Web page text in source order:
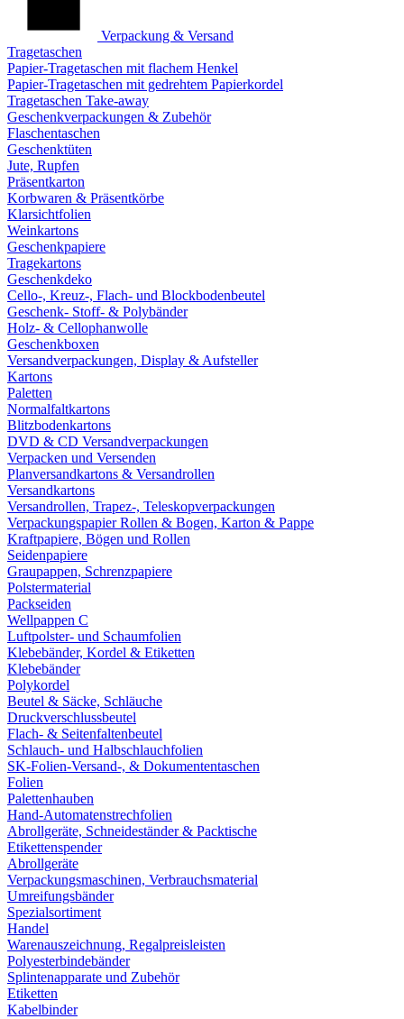
Verpackung & Versand
Tragetaschen
Papier-Tragetaschen mit flachem Henkel
Papier-Tragetaschen mit gedrehtem Papierkordel
Tragetaschen Take-away
Geschenkverpackungen & Zubehör
Flaschentaschen
Geschenktüten
Jute, Rupfen
Präsentkarton
Korbwaren & Präsentkörbe
Klarsichtfolien
Weinkartons
Geschenkpapiere
Tragekartons
Geschenkdeko
Cello-, Kreuz-, Flach- und Blockbodenbeutel
Geschenk- Stoff- & Polybänder
Holz- & Cellophanwolle
Geschenkboxen
Versandverpackungen, Display & Aufsteller
Kartons
Paletten
Normalfaltkartons
Blitzbodenkartons
DVD & CD Versandverpackungen
Verpacken und Versenden
Planversandkartons & Versandrollen
Versandkartons
Versandrollen, Trapez-, Teleskopverpackungen
Verpackungspapier Rollen & Bogen, Karton & Pappe
Kraftpapiere, Bögen und Rollen
Seidenpapiere
Graupappen, Schrenzpapiere
Polstermaterial
Packseiden
Wellpappen C
Luftpolster- und Schaumfolien
Klebebänder, Kordel & Etiketten
Klebebänder
Polykordel
Beutel & Säcke, Schläuche
Druckverschlussbeutel
Flach- & Seitenfaltenbeutel
Schlauch- und Halbschlauchfolien
SK-Folien-Versand-, & Dokumententaschen
Folien
Palettenhauben
Hand-Automatenstrechfolien
Abrollgeräte, Schneideständer & Packtische
Etikettenspender
Abrollgeräte
Verpackungsmaschinen, Verbrauchsmaterial
Umreifungsbänder
Spezialsortiment
Handel
Warenauszeichnung, Regalpreisleisten
Polyesterbindebänder
Splintenapparate und Zubehör
Etiketten
Kabelbinder